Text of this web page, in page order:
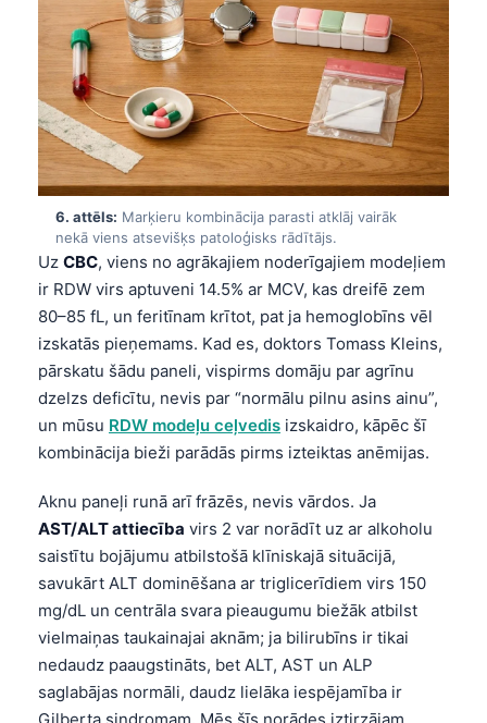
6. attēls: Marķieru kombinācija parasti atklāj vairāk
nekā viens atsevišķs patoloģisks rādītājs.
Uz CBC, viens no agrākajiem noderīgajiem modeļiem
ir RDW virs aptuveni 14.5% ar MCV, kas dreifē zem
80–85 fL, un feritīnam krītot, pat ja hemoglobīns vēl
izskatās pieņemams. Kad es, doktors Tomass Kleins,
pārskatu šādu paneli, vispirms domāju par agrīnu
dzelzs deficītu, nevis par “normālu pilnu asins ainu”,
un mūsu RDW modeļu ceļvedis izskaidro, kāpēc šī
kombinācija bieži parādās pirms izteiktas anēmijas.
Aknu paneļi runā arī frāzēs, nevis vārdos. Ja
AST/ALT attiecība virs 2 var norādīt uz ar alkoholu
saistītu bojājumu atbilstošā klīniskajā situācijā,
savukārt ALT dominēšana ar triglicerīdiem virs 150
mg/dL un centrāla svara pieaugumu biežāk atbilst
vielmaiņas taukainajai aknām; ja bilirubīns ir tikai
nedaudz paaugstināts, bet ALT, AST un ALP
saglabājas normāli, daudz lielāka iespējamība ir
Gilberta sindromam. Mēs šīs norādes iztirzājam
日本語
Čeština
ქართული
Русский
Lietuvių kalba
Polski
한국어
Slovenščina
Magyar
বাংলা
اردو
मराठी
తెలుగు
ગુજરાતી
ಕನ್ನಡ
മലയാളം
Bahasa Melayu
Tiếng Việt